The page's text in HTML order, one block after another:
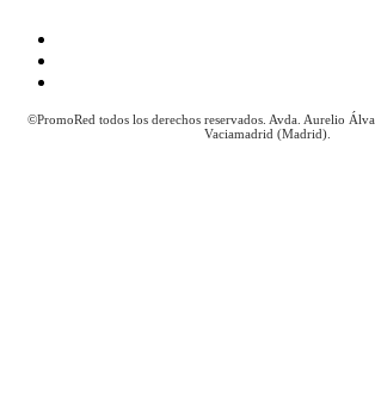
©PromoRed todos los derechos reservados. Avda. Aurelio
Vaciamadrid (Madrid).